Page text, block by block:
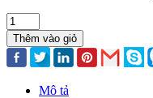
Thêm vào giỏ
Mô tả